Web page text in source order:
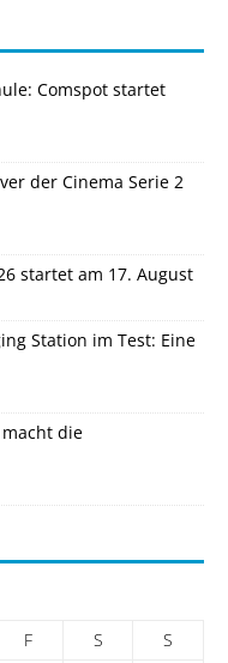
Comspot startet
der Cinema Serie 2
startet am 17. August
Station im Test: Eine
die
F S S